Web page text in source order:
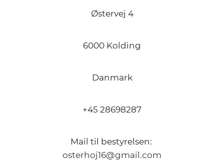
Østervej 4
6000 Kolding
Danmark
+45 28698287
Mail til bestyrelsen:
osterhoj16@gmail.com